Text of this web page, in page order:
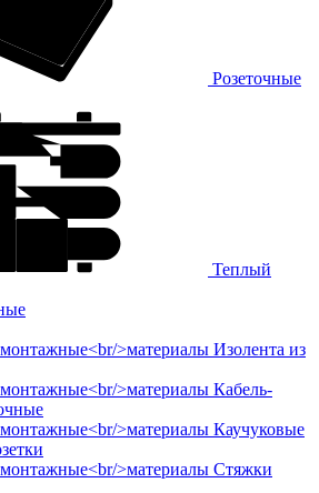
Розеточные
Теплый
Изолента из
Кабель-
Каучуковые
Стяжки